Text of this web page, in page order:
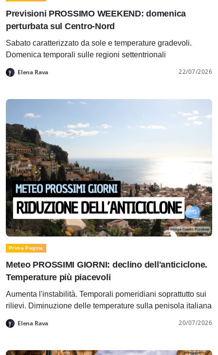
Previsioni PROSSIMO WEEKEND: domenica
perturbata sul Centro-Nord
Sabato caratterizzato da sole e temperature gradevoli.
Domenica temporali sulle regioni settentrionali
Elena Rava 22/07/2026
Prima Pagina
Meteo PROSSIMI GIORNI: declino dell'anticiclone.
Temperature più piacevoli
Aumenta l'instabilità. Temporali pomeridiani soprattutto sui
rilievi. Diminuzione delle temperature sulla penisola italiana
Elena Rava 20/07/2026